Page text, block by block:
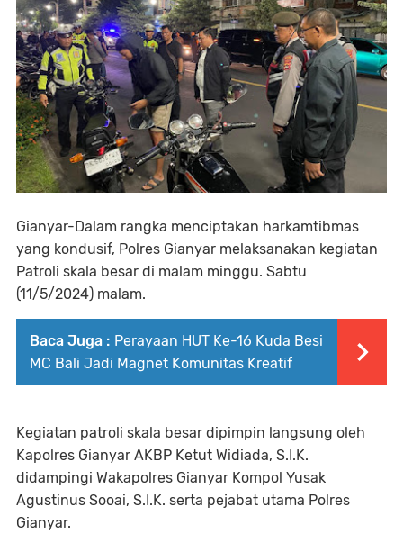
Gianyar-Dalam rangka menciptakan harkamtibmas
yang kondusif, Polres Gianyar melaksanakan kegiatan
Patroli skala besar di malam minggu. Sabtu
(11/5/2024) malam.
Baca Juga : Perayaan HUT Ke-16 Kuda Besi
MC Bali Jadi Magnet Komunitas Kreatif
Kegiatan patroli skala besar dipimpin langsung oleh
Kapolres Gianyar AKBP Ketut Widiada, S.I.K.
didampingi Wakapolres Gianyar Kompol Yusak
Agustinus Sooai, S.I.K. serta pejabat utama Polres
Gianyar.